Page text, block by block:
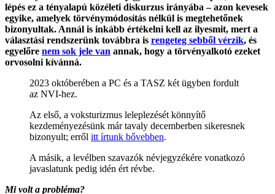
lépés ez a tényalapú közéleti diskurzus irányába – azon kevesek
egyike, amelyek törvénymódosítás nélkül is megtehetőnek
bizonyultak. Annál is inkább értékelni kell az ilyesmit, mert a
választási rendszerünk továbbra is rengeteg sebből vérzik, és
egyelőre nem sok jele van annak, hogy a törvényalkotó ezeket
orvosolni kívánná.
2023 októberében a PC és a TASZ két ügyben fordult
az NVI-hez.
Az első, a voksturizmus leleplezését könnyítő
kezdeményezésünk már tavaly decemberben sikeresnek
bizonyult; erről itt írtunk bővebben.
A másik, a levélben szavazók névjegyzékére vonatkozó
javaslatunk pedig idén ért révbe.
Mi volt a probléma?